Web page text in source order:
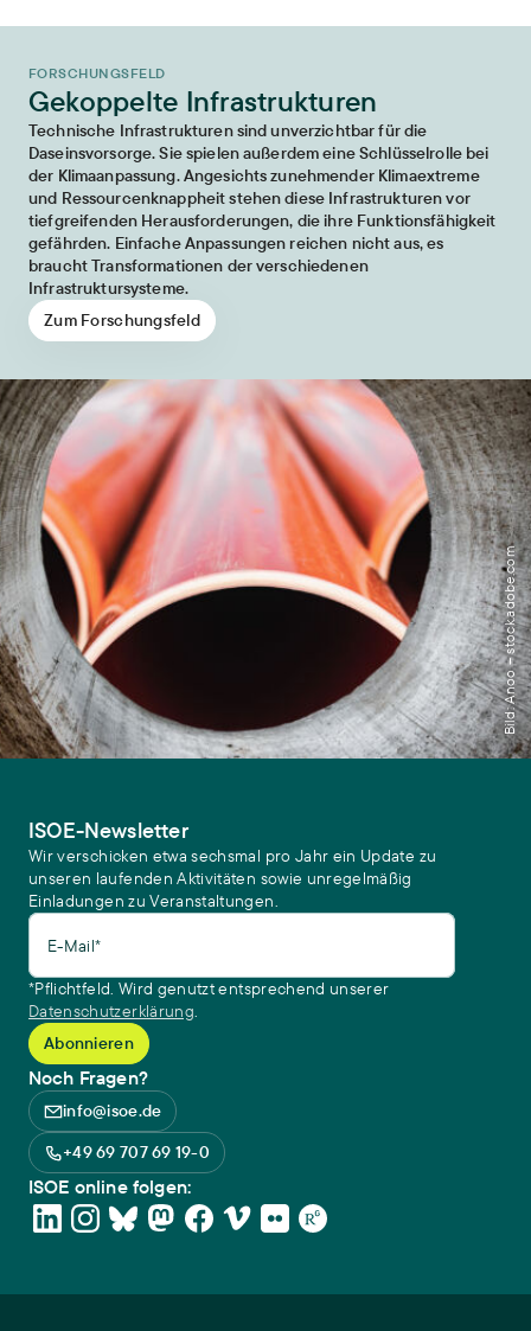
FORSCHUNGSFELD
Gekoppelte Infrastrukturen
Technische Infrastrukturen sind unverzichtbar für die
Daseinsvorsorge. Sie spielen außerdem eine Schlüsselrolle bei
der Klimaanpassung. Angesichts zunehmender Klimaextreme
und Ressourcenknappheit stehen diese Infrastrukturen vor
tiefgreifenden Herausforderungen, die ihre Funktionsfähigkeit
gefährden. Einfache Anpassungen reichen nicht aus, es
braucht Transformationen der verschiedenen
Infrastruktursysteme.
Zum Forschungsfeld
Bild: Anoo – stock.adobe.com
ISOE-Newsletter
Wir verschicken etwa sechsmal pro Jahr ein Update zu
unseren laufenden Aktivitäten sowie unregelmäßig
Einladungen zu Veranstaltungen.
E-Mail*
*Pflichtfeld. Wird genutzt entsprechend unserer
Datenschutzerklärung.
Noch Fragen?
info@isoe.de
+49 69 707 69 19-0
ISOE online folgen: